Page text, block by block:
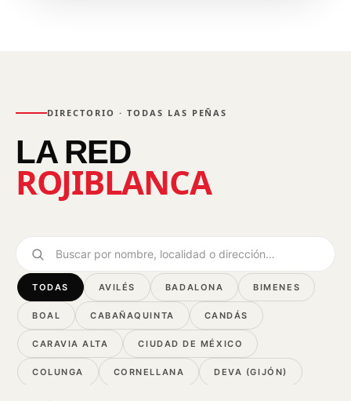
DIRECTORIO · TODAS LAS PEÑAS
LA RED
ROJIBLANCA
Buscar
TODAS AVILÉS BADALONA BIMENES
BOAL CABAÑAQUINTA CANDÁS
CARAVIA ALTA CIUDAD DE MÉXICO
COLUNGA CORNELLANA DEVA (GIJÓN)